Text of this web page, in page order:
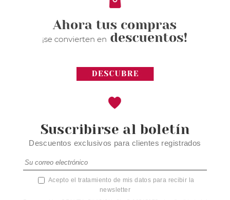
Suscribirse al boletín
Descuentos exclusivos para clientes registrados
Acepto el tratamiento de mis datos para recibir la
newsletter